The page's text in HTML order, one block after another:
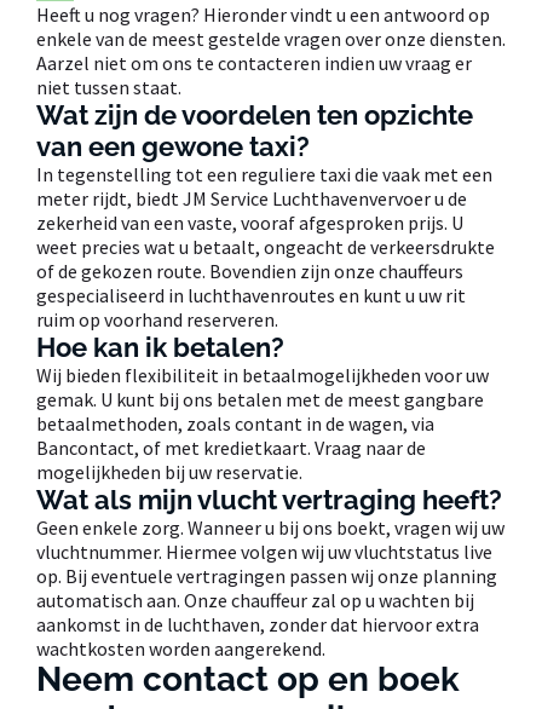
Heeft u nog vragen? Hieronder vindt u een antwoord op
enkele van de meest gestelde vragen over onze diensten.
Aarzel niet om ons te contacteren indien uw vraag er
niet tussen staat.
Wat zijn de voordelen ten opzichte
van een gewone taxi?
In tegenstelling tot een reguliere taxi die vaak met een
meter rijdt, biedt JM Service Luchthavenvervoer u de
zekerheid van een vaste, vooraf afgesproken prijs. U
weet precies wat u betaalt, ongeacht de verkeersdrukte
of de gekozen route. Bovendien zijn onze chauffeurs
gespecialiseerd in luchthavenroutes en kunt u uw rit
ruim op voorhand reserveren.
Hoe kan ik betalen?
Wij bieden flexibiliteit in betaalmogelijkheden voor uw
gemak. U kunt bij ons betalen met de meest gangbare
betaalmethoden, zoals contant in de wagen, via
Bancontact, of met kredietkaart. Vraag naar de
mogelijkheden bij uw reservatie.
Wat als mijn vlucht vertraging heeft?
Geen enkele zorg. Wanneer u bij ons boekt, vragen wij uw
vluchtnummer. Hiermee volgen wij uw vluchtstatus live
op. Bij eventuele vertragingen passen wij onze planning
automatisch aan. Onze chauffeur zal op u wachten bij
aankomst in de luchthaven, zonder dat hiervoor extra
wachtkosten worden aangerekend.
Neem contact op en boek